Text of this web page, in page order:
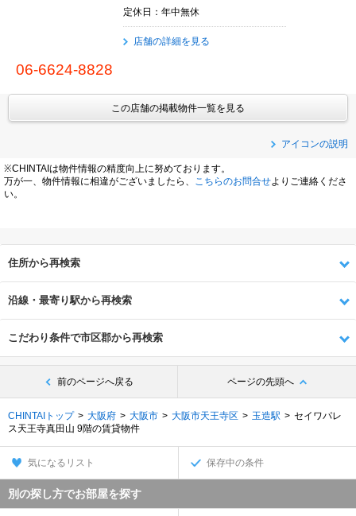
定休日：年中無休
店舗の詳細を見る
06-6624-8828
この店舗の掲載物件一覧を見る
アイコンの説明
※CHINTAIは物件情報の精度向上に努めております。
万が一、物件情報に相違がございましたら、
こちらのお問合せよりご連絡くださ
い。
住所から再検索
沿線・最寄り駅から再検索
こだわり条件で市区郡から再検索
前のページへ戻る ページの先頭へ
CHINTAIトップ 大阪府 大阪市 大阪市天王寺区 玉造駅
セイワパレ
ス天王寺真田山 9階の賃貸物件
気になるリスト 保存中の条件
別の探し方でお部屋を探す